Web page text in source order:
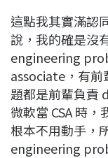
這點我其實滿認
說，我的確是沒
engineering
associate，有前
題都是前輩負責
微軟當 CSA 時
根本不用動手，
engineering